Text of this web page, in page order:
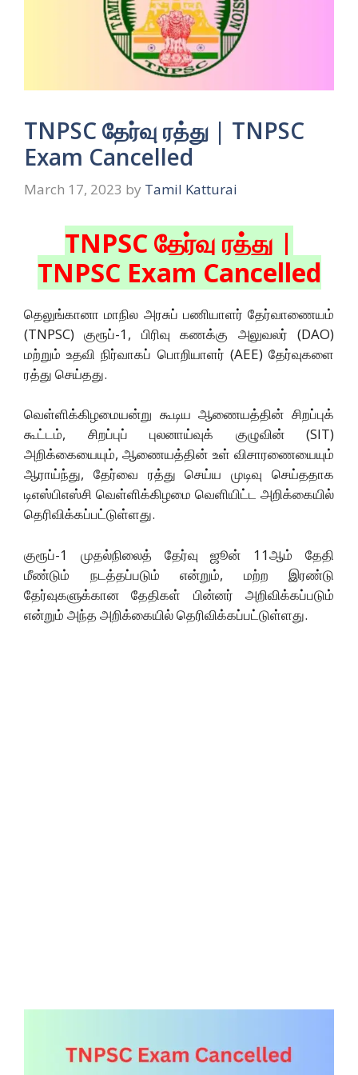
TNPSC தேர்வு ரத்து | TNPSC
Exam Cancelled
March 17, 2023 by Tamil Katturai
TNPSC தேர்வு ரத்து |
TNPSC Exam Cancelled
தெலுங்கானா மாநில அரசுப் பணியாளர் தேர்வாணையம்
(TNPSC) குரூப்-1, பிரிவு கணக்கு அலுவலர் (DAO)
மற்றும் உதவி நிர்வாகப் பொறியாளர் (AEE) தேர்வுகளை
ரத்து செய்தது.
வெள்ளிக்கிழமையன்று கூடிய ஆணையத்தின் சிறப்புக்
கூட்டம், சிறப்புப் புலனாய்வுக் குழுவின் (SIT)
அறிக்கையையும், ஆணையத்தின் உள் விசாரணையையும்
ஆராய்ந்து, தேர்வை ரத்து செய்ய முடிவு செய்ததாக
டிஎஸ்பிஎஸ்சி வெள்ளிக்கிழமை வெளியிட்ட அறிக்கையில்
தெரிவிக்கப்பட்டுள்ளது.
குரூப்-1 முதல்நிலைத் தேர்வு ஜூன் 11ஆம் தேதி
மீண்டும் நடத்தப்படும் என்றும், மற்ற இரண்டு
தேர்வுகளுக்கான தேதிகள் பின்னர் அறிவிக்கப்படும்
என்றும் அந்த அறிக்கையில் தெரிவிக்கப்பட்டுள்ளது.